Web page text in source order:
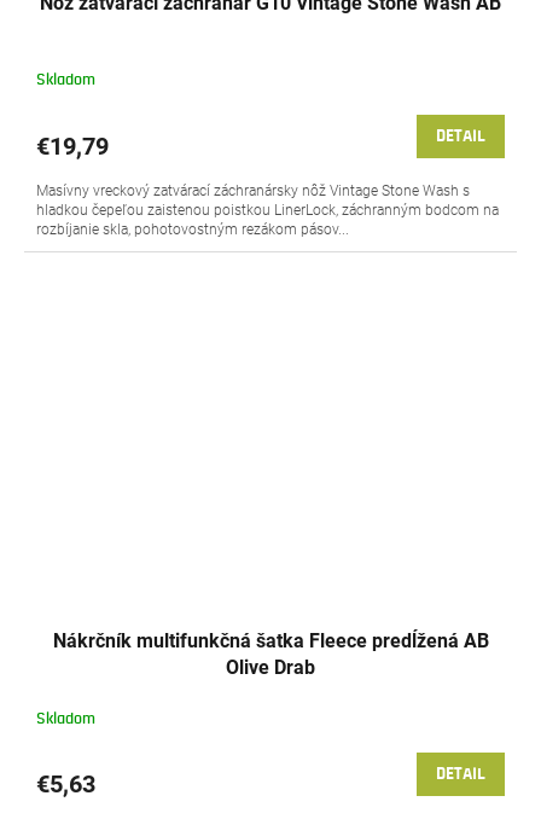
Skladom
€19,79 DETAIL
Masívny vreckový zatvárací záchranársky nôž Vintage Stone Wash s
hladkou čepeľou zaistenou poistkou LinerLock, záchranným bodcom na
rozbíjanie skla, pohotovostným rezákom pásov...
Nákrčník multifunkčná šatka Fleece predĺžená AB
Olive Drab
Skladom
€5,63 DETAIL